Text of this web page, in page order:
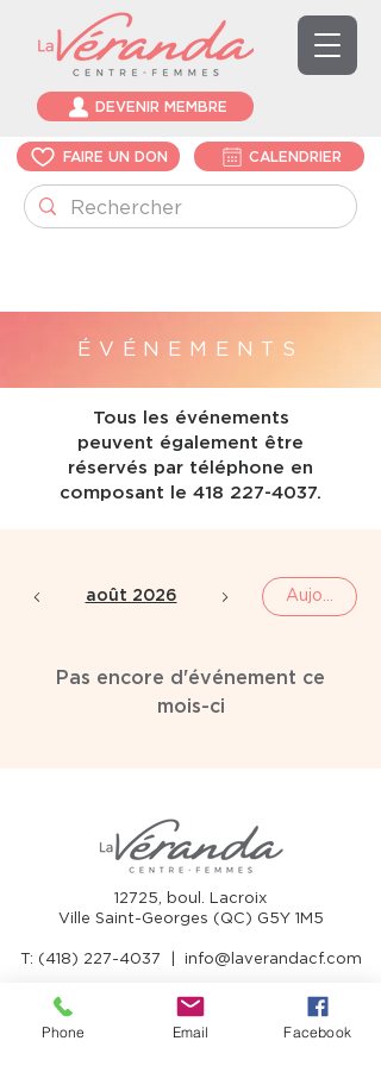
DEVENIR MEMBRE
FAIRE UN DON CALENDRIER
ÉVÉNEMENTS
Tous les événements
peuvent également être
réservés par téléphone en
composant le 418 227-4037.
août 2026 Aujourd'hui
Pas encore d'événement ce
mois-ci
12725, boul. Lacroix
Ville Saint-Georges (QC) G5Y 1M5
T: (418) 227-4037 info@laverandacf.com
Phone Email Facebook